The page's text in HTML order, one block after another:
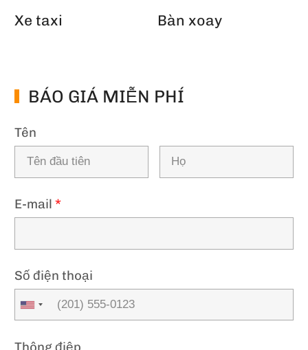
Xe taxi Bàn xoay
BÁO GIÁ MIỄN PHÍ
Tên
E-mail*
Số điện thoại